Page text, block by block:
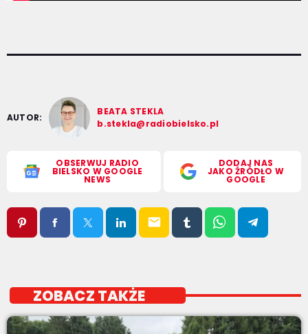
AUTOR:
BEATA STEKLA
b.stekla@radiobielsko.pl
OBSERWUJ RADIO
BIELSKO W GOOGLE
NEWS
DODAJ NAS
JAKO ŹRÓDŁO W
GOOGLE
email
ZOBACZ TAKŻE